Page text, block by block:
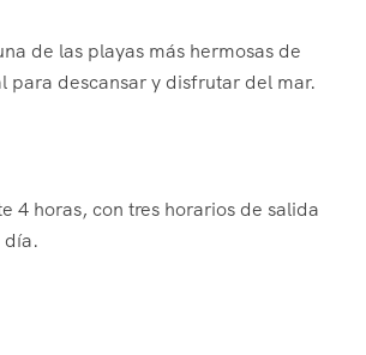
de las playas más hermosas de
para descansar y disfrutar del mar.
4 horas, con tres horarios de salida
día.